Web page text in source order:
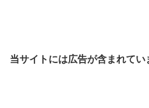
当サイトには広告が含まれてい